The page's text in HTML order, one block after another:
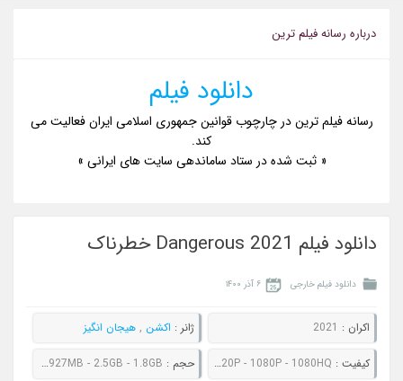
درباره رسانه فيلم ترين
دانلود فیلم
رسانه فیلم ترین در چارچوب قوانین جمهوری اسلامی ایران فعالیت می
کند.
« ثبت شده در ستاد ساماندهی سایت های ایرانی »
دانلود فیلم Dangerous 2021 خطرناک
دانلود فیلم خارجی ۶ آذر ۱۴۰۰
اکران : 2021 ژانر : اکشن , هیجان انگیز
کيفيت : 480P - 720P - 1080P - 1080HQ حجم : 652MB - 927MB - 2.5GB - 1.8GB